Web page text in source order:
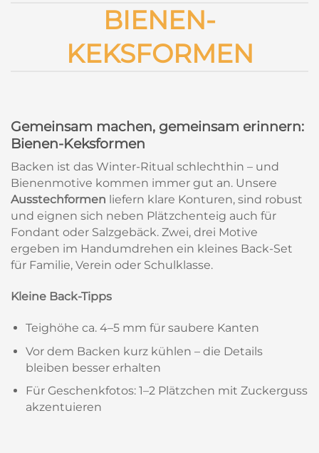
BIENEN-
KEKSFORMEN
Gemeinsam machen, gemeinsam erinnern:
Bienen-Keksformen
Backen ist das Winter-Ritual schlechthin – und
Bienenmotive kommen immer gut an. Unsere
Ausstechformen liefern klare Konturen, sind robust
und eignen sich neben Plätzchenteig auch für
Fondant oder Salzgebäck. Zwei, drei Motive
ergeben im Handumdrehen ein kleines Back-Set
für Familie, Verein oder Schulklasse.
Kleine Back-Tipps
Teighöhe ca. 4–5 mm für saubere Kanten
Vor dem Backen kurz kühlen – die Details
bleiben besser erhalten
Für Geschenkfotos: 1–2 Plätzchen mit Zuckerguss
akzentuieren